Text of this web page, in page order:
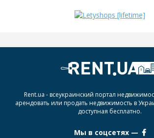
Rent.ua - всеукраинский портал
арендовать или продать недвижимость в
доступная бесплатно.
Мы в соцсетях —